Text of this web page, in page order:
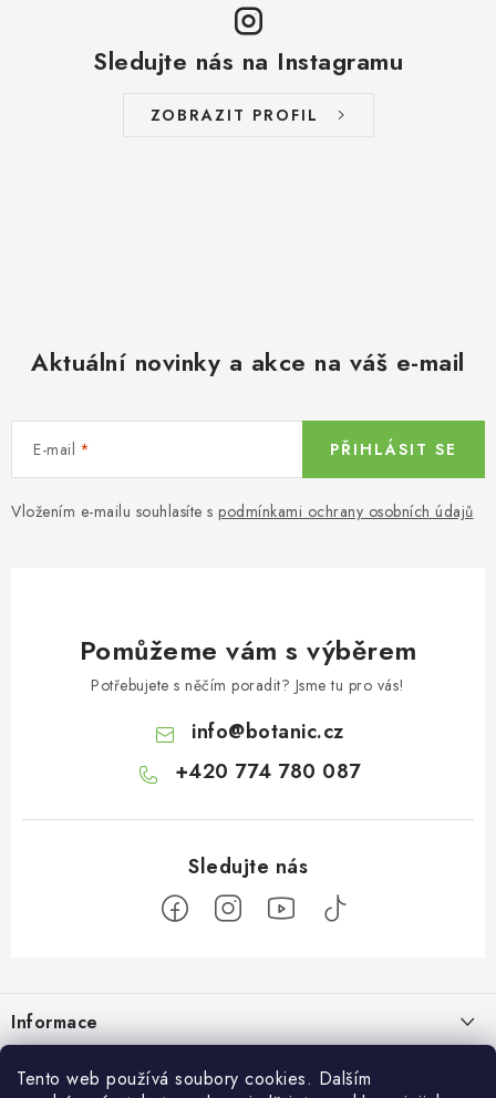
Tento web používá soubory cookies. Dalším
Sledujte nás na Instagramu
ZOBRAZIT PROFIL
Aktuální novinky a akce na váš e-mail
E-mail
Vložením e-mailu souhlasíte s podmínkami ochrany osobních údajů
PŘIHLÁSIT SE
Pomůžeme vám s výběrem
Potřebujete s něčím poradit? Jsme tu pro vás!
info@botanic.cz
+420 774 780 087
p
a
Informace
Botanic